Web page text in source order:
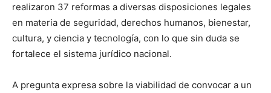
realizaron 37 reformas a diversas disposiciones legales
en materia de seguridad, derechos humanos, bienestar,
cultura, y ciencia y tecnología, con lo que sin duda se
fortalece el sistema jurídico nacional.
A pregunta expresa sobre la viabilidad de convocar a un